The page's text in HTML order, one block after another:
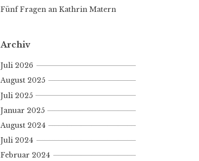
Fünf Fragen an Kathrin Matern
Archiv
Juli 2026
August 2025
Juli 2025
Januar 2025
August 2024
Juli 2024
Februar 2024